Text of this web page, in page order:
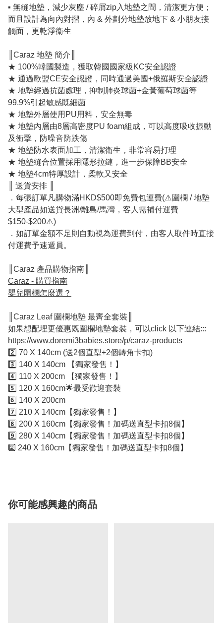
▪️ 無縫地墊，減少灰塵 / 碎屑zip入地墊之間，清潔更方便；
而且設計為向內對摺，內 & 外劃分地墊放地下 & 小朋友接
觸面，更乾淨衞生
║Caraz 地墊 簡介║
★ 100%韓國製造，獲取韓國國家級KC安全認證
★ 通過歐盟CE安全認證，同時通過美國+俄羅斯安全認證
★ 地墊經過抗菌處理，抑制肺炎球菌+金黃葡萄球菌等
99.9%引起敏感既細菌
★ 地墊外層使用PU用料，安全無毒
★ 地墊內層由8層高密度PU foam組成，可以高度吸收振動
及衝擊，防噪音防跌傷
★ 地墊防水表面加工，清潔衛生，非常容易打理
★ 地墊縫合位置採用隱形拉鏈，進一步保障BB安全
★ 地墊4cm特厚設計，柔軟又安全
║ 送貨安排 ║
．每張訂單凡購物滿HKD$500即免費包運費(⚠️圍欄 / 地墊
大型產品如送貨長洲/離島/馬灣，客人需補付運費
$150-$200⚠️)
．如訂單金額不足則自動視為運費到付，由客人取件時直接
付運費予速遞員。
║Caraz 產品購物指南║
Caraz - 購買指南
嬰兒圍欄怎麼選？
║Caraz Leaf 圍欄地墊 最齊全套裝║
如果想配埋更優惠既圍欄地墊套裝，可以click 以下連結:::
https://www.doremi3babies.store/p/caraz-products
2️⃣ 70 X 140cm (送2個直型+2個轉角卡扣)
3️⃣ 140 X 140cm 【獨家發售！】
4️⃣ 110 X 200cm 【獨家發售！】
5️⃣ 120 X 160cm🌟最受歡迎套裝
6️⃣ 140 X 200cm
7️⃣ 210 X 140cm【獨家發售！】
8️⃣ 200 X 160cm【獨家發售！加碼送直型卡扣8個】
9️⃣ 280 X 140cm【獨家發售！加碼送直型卡扣8個】
🔟 240 X 160cm【獨家發售！加碼送直型卡扣8個】
你可能感興趣的商品